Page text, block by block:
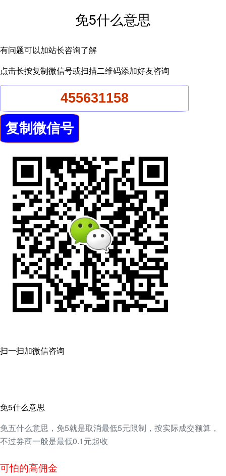
免5什么意思
有问题可以加站长咨询了解
点击长按复制微信号或扫描二维码添加好友咨询
扫一扫加微信咨询
免5什么意思
免五什么意思，免5就是取消最低5元限制，按实际成交额算，
不过券商一般是最低0.1元起收
可怕的高佣金